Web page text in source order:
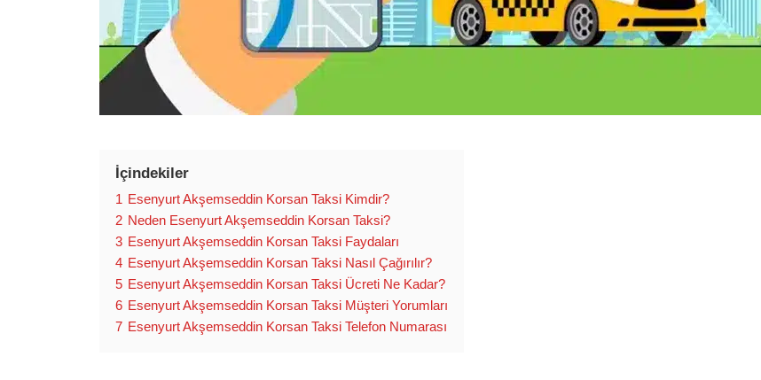
İçindekiler
1 Esenyurt Akşemseddin Korsan Taksi Kimdir?
2 Neden Esenyurt Akşemseddin Korsan Taksi?
3 Esenyurt Akşemseddin Korsan Taksi Faydaları
4 Esenyurt Akşemseddin Korsan Taksi Nasıl Çağırılır?
5 Esenyurt Akşemseddin Korsan Taksi Ücreti Ne Kadar?
6 Esenyurt Akşemseddin Korsan Taksi Müşteri Yorumları
7 Esenyurt Akşemseddin Korsan Taksi Telefon Numarası